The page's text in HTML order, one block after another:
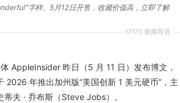
17173 新闻导语
字样。5月12日开售，收藏价值高，立即了解
AppleInsider 昨日（5 月 11 日）发布博文，
2026 年推出加州版“美国创新 1 美元硬币”，主
夫 · 乔布斯（Steve Jobs）。